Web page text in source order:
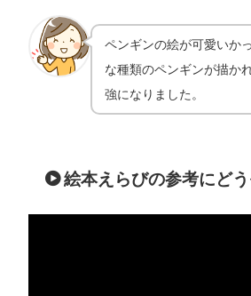
ペンギンの絵が可愛いか
な種類のペンギンが描か
強になりました。
絵本えらびの参考にど